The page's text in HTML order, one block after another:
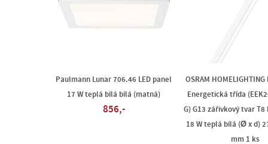
Paulmann Lunar 706.46 LED panel
17 W teplá bílá bílá (matná)
856,-
OSRAM
Energetická třída
G) G13 zářivkový tvar T8
18 W teplá bílá (Ø x d)
mm 1 ks